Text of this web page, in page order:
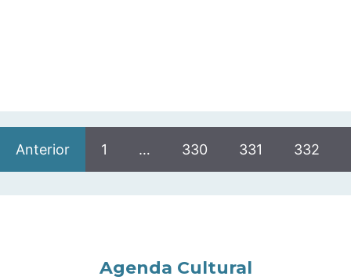
Anterior 1 … 330 331 332
Agenda Cultural